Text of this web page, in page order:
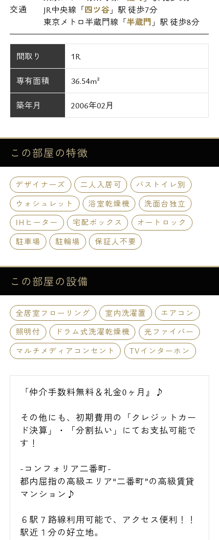
交通
JR中央線「四ツ谷 」駅 徒歩7分
東京メトロ半蔵門線「半蔵門 」駅 徒歩8分
間取り 1R
専有面積 36.54m²
築年月 2006年02月
この部屋の特徴
デザイナーズ 二人入居可
バストイレ別
ウォシュレット
浴室乾燥機
洗面台独立
IHヒーター
宅配ボックス
オートロック
駐車場
駐輪場 保証人不要
この部屋の設備
全居室フローリング 室内洗濯置
エアコン
照明付
ドラム式洗濯乾燥機
光ファイバー
マルチメディアコンセント
TVインターホン
「仲介手数料無料＆礼金0ヶ月』♪
その他にも、初期費用の「クレジットカー
ド決算」・「分割払い」にてお支払可能で
す！
-コンフォリア二番町-
都内屈指の高級エリア“二番町”の高級賃貸
マンション♪
６駅７路線利用可能で、アクセス便利！！
駅近１分の好立地。